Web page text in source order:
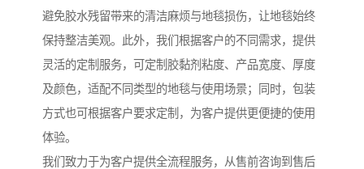
避免胶水残留带来的清洁麻烦与地毯损伤，让地毯始终
保持整洁美观。此外，我们根据客户的不同需求，提供
灵活的定制服务，可定制胶黏剂粘度、产品宽度、厚度
及颜色，适配不同类型的地毯与使用场景；同时，包装
方式也可根据客户要求定制，为客户提供更便捷的使用
体验。
我们致力于为客户提供全流程服务，从售前咨询到售后